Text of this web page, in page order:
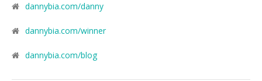
dannybia.com/danny
dannybia.com/winner
dannybia.com/blog